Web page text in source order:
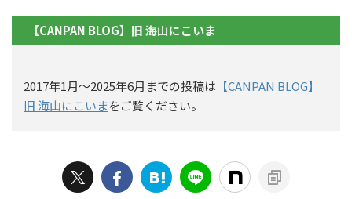
【CANPAN BLOG】旧 海山にこいま
2017年1月〜2025年6月までの投稿は 【CANPAN BLOG】
旧 海山にこいまをご覧ください。